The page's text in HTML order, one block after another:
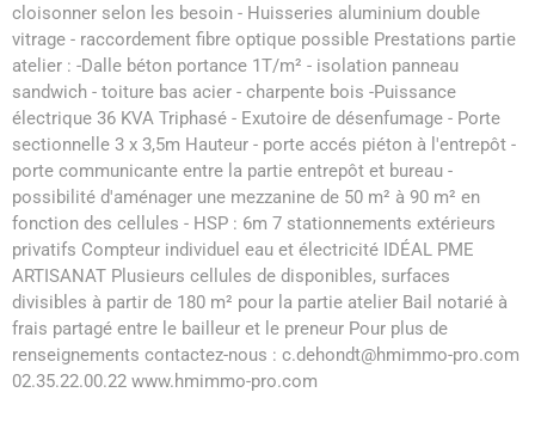
cloisonner selon les besoin - Huisseries aluminium double
vitrage - raccordement fibre optique possible Prestations partie
atelier : -Dalle béton portance 1T/m² - isolation panneau
sandwich - toiture bas acier - charpente bois -Puissance
électrique 36 KVA Triphasé - Exutoire de désenfumage - Porte
sectionnelle 3 x 3,5m Hauteur - porte accés piéton à l'entrepôt -
porte communicante entre la partie entrepôt et bureau -
possibilité d'aménager une mezzanine de 50 m² à 90 m² en
fonction des cellules - HSP : 6m 7 stationnements extérieurs
privatifs Compteur individuel eau et électricité IDÉAL PME
ARTISANAT Plusieurs cellules de disponibles, surfaces
divisibles à partir de 180 m² pour la partie atelier Bail notarié à
frais partagé entre le bailleur et le preneur Pour plus de
renseignements contactez-nous : c.dehondt@hmimmo-pro.com
02.35.22.00.22 www.hmimmo-pro.com